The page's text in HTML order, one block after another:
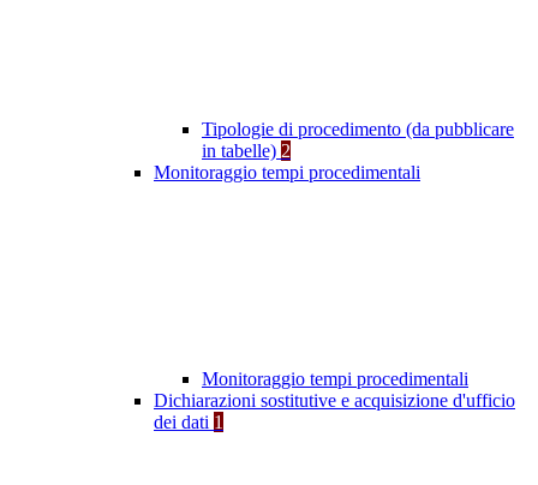
Tipologie di procedimento (da pubblicare
in tabelle) 2
Monitoraggio tempi procedimentali
Monitoraggio tempi procedimentali
Dichiarazioni sostitutive e acquisizione d'ufficio
dei dati 1